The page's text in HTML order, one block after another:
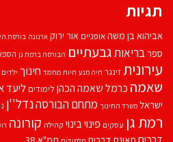
תגיות
אביהוא בן משהאופניים אור ירוק ארנונה בורסת
ספרבריאותגבעתיים הבורסה ברמת גן
עירוניתזינגר חיה מנע חיות מחמד חינוך ילדים
שאמה כרמל שאמה הכהן לימודים ליעד
ישראל משרד החינוך מתחם הבורסהנדל''ן
רמת גן עסקים פינוי בינוי קהילה קורונה